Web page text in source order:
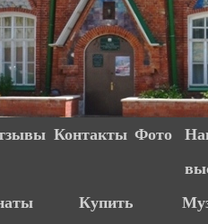
Контакты Фото
Купить